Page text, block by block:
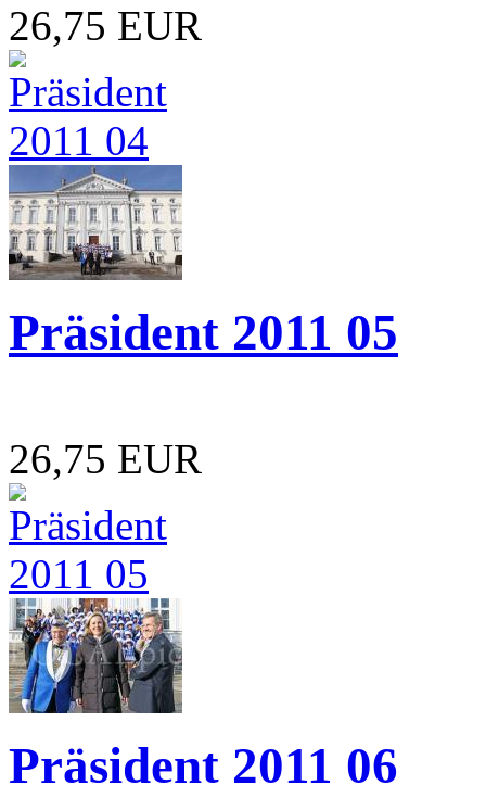
26,75 EUR
Präsident 2011 05
26,75 EUR
Präsident 2011 06